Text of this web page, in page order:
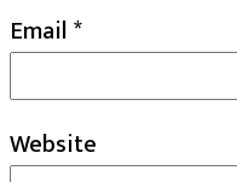
Email*
Website